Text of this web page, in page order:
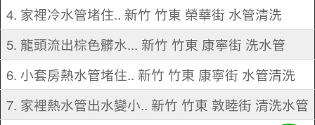
4. 家裡冷水管堵住.. 新竹 竹東 榮華街 水管清洗
5. 龍頭流出棕色髒水... 新竹 竹東 康寧街 洗水管
6. 小套房熱水管堵住.. 新竹 竹東 康寧街 水管清洗
7. 家裡熱水管出水變小.. 新竹 竹東 敦睦街 清洗水管